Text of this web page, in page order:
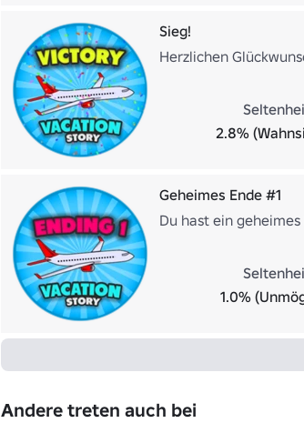
Sieg!
Herzlichen
2.8%
Geheimes Ende #1
Du hast ein
1.0%
Andere treten auch bei